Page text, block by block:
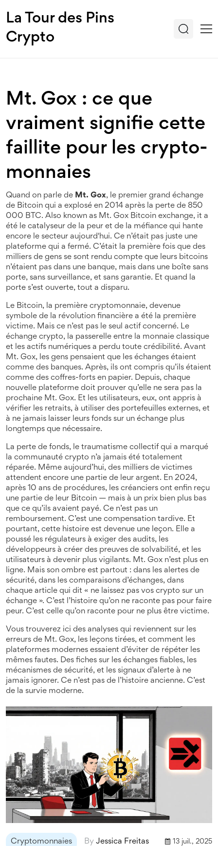
La Tour des Pins
Crypto
Mt. Gox : ce que
vraiment signifie cette
faillite pour les crypto-
monnaies
Quand on parle de Mt. Gox, le premier grand échange
de Bitcoin qui a explosé en 2014 après la perte de 850
000 BTC. Also known as Mt. Gox Bitcoin exchange, it a
été le catalyseur de la peur et de la méfiance qui hante
encore le secteur aujourd'hui. Ce n’était pas juste une
plateforme qui a fermé. C’était la première fois que des
milliers de gens se sont rendu compte que leurs bitcoins
n’étaient pas dans une banque, mais dans une boîte sans
porte, sans surveillance, et sans garantie. Et quand la
porte s’est ouverte, tout a disparu.
Le Bitcoin, la première cryptomonnaie, devenue
symbole de la révolution financière a été la première
victime. Mais ce n’est pas le seul actif concerné. Le
échange crypto, la passerelle entre la monnaie classique
et les actifs numériques a perdu toute crédibilité. Avant
Mt. Gox, les gens pensaient que les échanges étaient
comme des banques. Après, ils ont compris qu’ils étaient
comme des coffres-forts en papier. Depuis, chaque
nouvelle plateforme doit prouver qu’elle ne sera pas la
prochaine Mt. Gox. Et les utilisateurs, eux, ont appris à
vérifier les retraits, à utiliser des portefeuilles externes, et
à ne jamais laisser leurs fonds sur un échange plus
longtemps que nécessaire.
La perte de fonds, le traumatisme collectif qui a marqué
la communauté crypto n’a jamais été totalement
réparée. Même aujourd’hui, des milliers de victimes
attendent encore une partie de leur argent. En 2024,
après 10 ans de procédures, les créanciers ont enfin reçu
une partie de leur Bitcoin — mais à un prix bien plus bas
que ce qu’ils avaient payé. Ce n’est pas un
remboursement. C’est une compensation tardive. Et
pourtant, cette histoire est devenue une leçon. Elle a
poussé les régulateurs à exiger des audits, les
développeurs à créer des preuves de solvabilité, et les
utilisateurs à devenir plus vigilants. Mt. Gox n’est plus en
ligne. Mais son ombre est partout : dans les alertes de
sécurité, dans les comparaisons d’échanges, dans
chaque article qui dit « ne laissez pas vos crypto sur un
échange ». C’est l’histoire qu’on ne raconte pas pour faire
peur. C’est celle qu’on raconte pour ne plus être victime.
Vous trouverez ici des analyses qui reviennent sur les
erreurs de Mt. Gox, les leçons tirées, et comment les
plateformes modernes essaient d’éviter de répéter les
mêmes fautes. Des fiches sur les échanges fiables, les
mécanismes de sécurité, et les signaux d’alerte à ne
jamais ignorer. Ce n’est pas de l’histoire ancienne. C’est
de la survie moderne.
Cryptomonnaies By Jessica Freitas 13 juil., 2025